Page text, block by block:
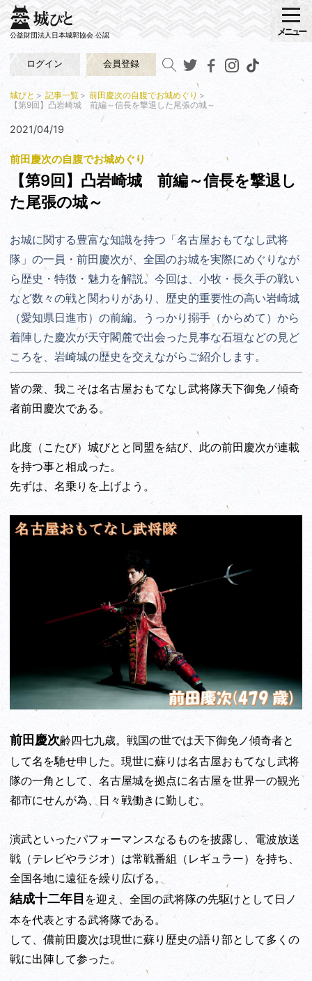
公益財団法人日本城郭協会 公認
ログイン 会員登録
メニュー
城びと 記事一覧
前田慶次の自腹でお城めぐり
【第9回】凸岩崎城 前編～信長を撃退した尾張の城～
2021/04/19
前田慶次の自腹でお城めぐり
【第9回】凸岩崎城 前編～信長を撃退し
た尾張の城～
お城に関する豊富な知識を持つ「名古屋おもてなし武将
隊」の一員・前田慶次が、全国のお城を実際にめぐりなが
ら歴史・特徴・魅力を解説。今回は、小牧・長久手の戦い
など数々の戦と関わりがあり、歴史的重要性の高い岩崎城
（愛知県日進市）の前編。
うっかり搦手（からめて）から
着陣した慶次が天守閣麓で出会った見事な石垣などの見ど
ころを、岩崎城の歴史を交えながらご紹介します。
皆の衆、我こそは名古屋おもてなし武将隊天下御免ノ傾奇
者前田慶次である。
此度（こたび）城びとと同盟を結び、此の前田慶次が連載
を持つ事と相成った。
先ずは、名乗りを上げよう。
前田慶次齢四七九歳。戦国の世では天下御免ノ傾奇者と
して名を馳せ申した。現世に蘇りは名古屋おもてなし武将
隊の一角として、名古屋城を拠点に名古屋を世界一の観光
都市にせんが為、日々戦働きに勤しむ。
演武といったパフォーマンスなるものを披露し、電波放送
戦（テレビやラジオ）は常戦番組（レギュラー）を持ち、
全国各地に遠征を繰り広げる。
結成十二年目 を迎え、全国の武将隊の先駆けとして日ノ
本を代表とする武将隊である。
して、儂前田慶次は現世に蘇り歴史の語り部として多くの
戦に出陣して参った。